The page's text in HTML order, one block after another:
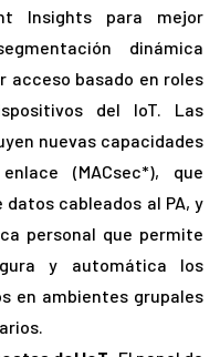
Insights para mejor
dinámica
acceso basado en roles
del IoT. Las
nuevas capacidades
(MACsec*), que
cableados al PA, y
personal que permite
y automática los
en ambientes grupales